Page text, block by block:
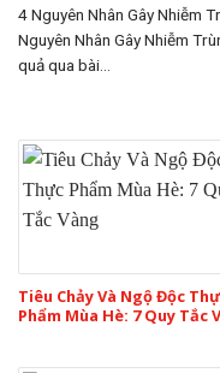
4 Nguyên Nhân Gây Nhiễm
Nguyên Nhân Gây Nhiễm
quả qua bài...
Tiêu Chảy Và Ngộ Độc
Phẩm Mùa Hè: 7 Quy Tắc